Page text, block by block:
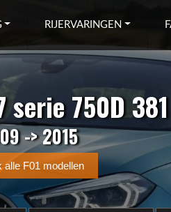
RIJERVARINGEN
750D
-> 2015
alle F01 modellen